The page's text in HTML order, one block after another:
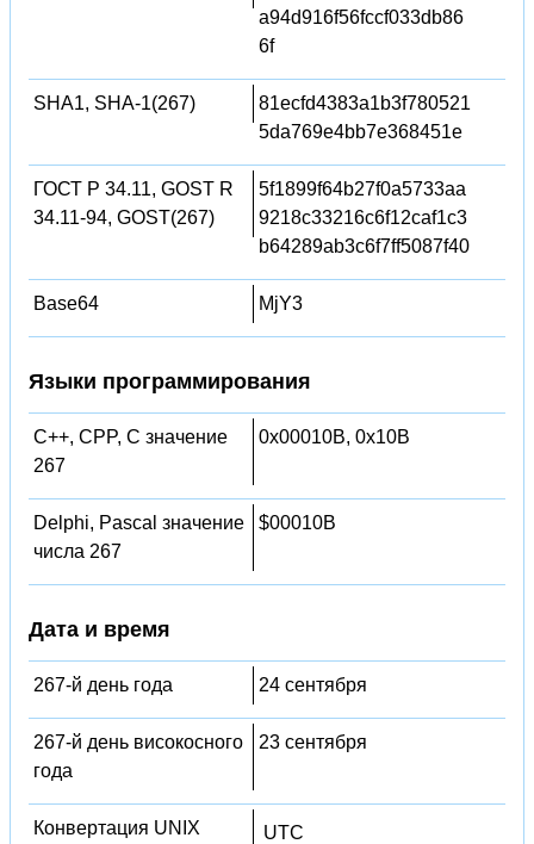
a94d916f56fccf033db86
6f
SHA1, SHA-1(267)
81ecfd4383a1b3f780521
5da769e4bb7e368451e
ГОСТ Р 34.11, GOST R
34.11-94, GOST(267)
5f1899f64b27f0a5733aa
9218c33216c6f12caf1c3
b64289ab3c6f7ff5087f40
Base64 MjY3
Языки программирования
C++, CPP, C значение
267
0x00010B, 0x10B
Delphi, Pascal значение
числа 267
$00010B
Дата и время
267-й день года 24 сентября
267-й день високосного
года
23 сентября
Конвертация UNIX
UTC